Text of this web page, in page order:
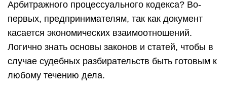
Арбитражного процессуального кодекса? Во-
первых, предпринимателям, так как документ
касается экономических взаимоотношений.
Логично знать основы законов и статей, чтобы в
случае судебных разбирательств быть готовым к
любому течению дела.